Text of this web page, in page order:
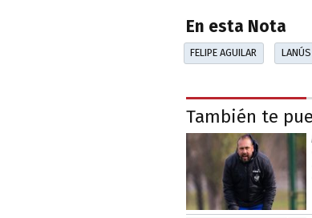
En esta Nota
FELIPE AGUILAR LANÚS
También te